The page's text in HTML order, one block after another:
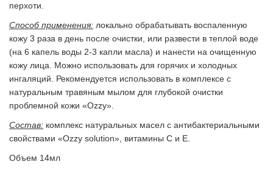
перхоти.
Способ применения: локально обрабатывать воспаленную
кожу 3 раза в день после очистки, или развести в теплой воде
(на 6 капель воды 2-3 капли масла) и нанести на очищенную
кожу лица. Можно использовать для горячих и холодных
ингаляций. Рекомендуется использовать в комплексе с
натуральным травяным мылом для глубокой очистки
проблемной кожи «Ozzy».
Состав: комплекс натуральных масел с антибактериальными
свойствами «Ozzy solution», витамины С и E.
Объем 14мл